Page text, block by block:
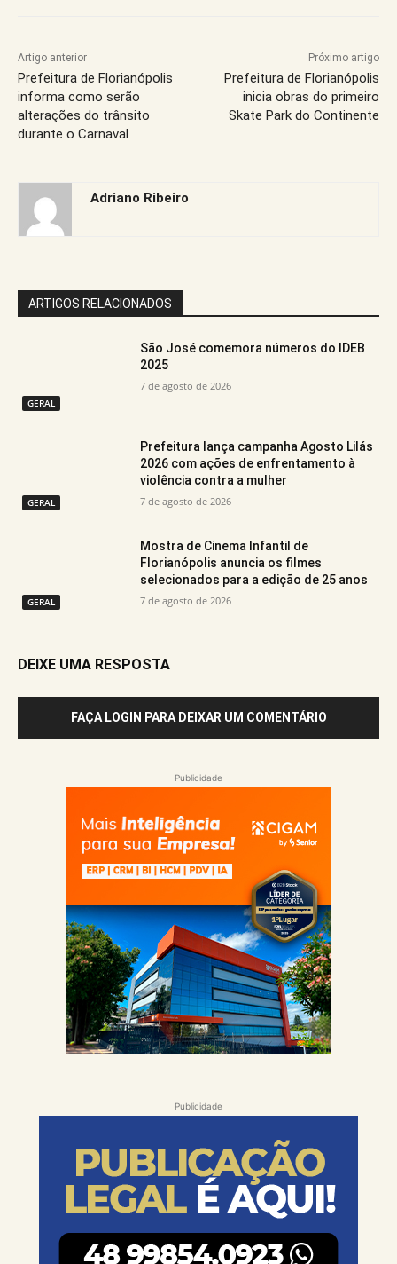
Artigo anterior
Prefeitura de Florianópolis
informa como serão
alterações do trânsito
durante o Carnaval
Próximo artigo
Prefeitura de Florianópolis
inicia obras do primeiro
Skate Park do Continente
Adriano Ribeiro
ARTIGOS RELACIONADOS
GERAL
São José comemora números do IDEB
2025
7 de agosto de 2026
GERAL
Prefeitura lança campanha Agosto Lilás
2026 com ações de enfrentamento à
violência contra a mulher
7 de agosto de 2026
GERAL
Mostra de Cinema Infantil de
Florianópolis anuncia os filmes
selecionados para a edição de 25 anos
7 de agosto de 2026
DEIXE UMA RESPOSTA
FAÇA LOGIN PARA DEIXAR UM COMENTÁRIO
Publicidade
Publicidade